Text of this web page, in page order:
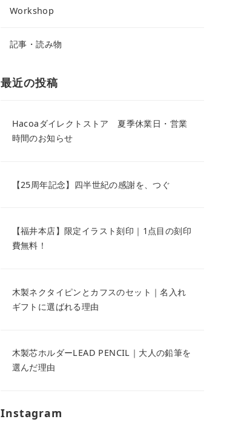
Workshop
記事・読み物
最近の投稿
Hacoaダイレクトストア 夏季休業日・営業
時間のお知らせ
【25周年記念】四半世紀の感謝を、つぐ
【福井本店】限定イラスト刻印｜1点目の刻印
費無料！
木製ネクタイピンとカフスのセット｜名入れ
ギフトに選ばれる理由
木製芯ホルダーLEAD PENCIL｜大人の鉛筆を
選んだ理由
Instagram